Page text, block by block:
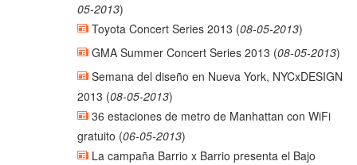
05-2013)
Toyota Concert Series 2013 (08-05-2013)
GMA Summer Concert Series 2013 (08-05-2013)
Semana del diseño en Nueva York, NYCxDESIGN
2013 (08-05-2013)
36 estaciones de metro de Manhattan con WiFi
gratuito (06-05-2013)
La campaña Barrio x Barrio presenta el Bajo